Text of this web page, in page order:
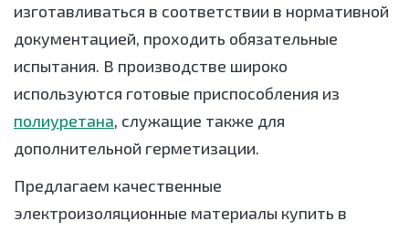
изготавливаться в соответствии в нормативной
документацией, проходить обязательные
испытания. В производстве широко
используются готовые приспособления из
полиуретана, служащие также для
дополнительной герметизации.
Предлагаем качественные
электроизоляционные материалы купить в